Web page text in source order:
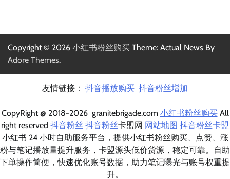
Copyright © 2026 小红书粉丝购买 Theme: Actual News By
Adore Themes.
友情链接： 抖音播放购买 抖音粉丝增加
CopyRight @ 2018-2026 granitebrigade.com 小红书粉丝购买All
right reserved 抖音粉丝 抖音粉丝卡盟网 网站地图 抖音粉丝卡盟
小红书 24 小时自助服务平台，提供小红书粉丝购买、点赞、涨
粉与笔记播放量提升服务，卡盟源头低价货源，稳定可靠。自助
下单操作简便，快速优化账号数据，助力笔记曝光与账号权重提
升。